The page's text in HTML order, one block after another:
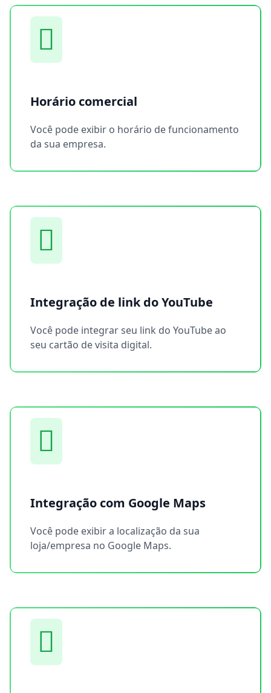
Horário comercial
Você pode exibir o horário de funcionamento
da sua empresa.
Integração de link do YouTube
Você pode integrar seu link do YouTube ao
seu cartão de visita digital.
Integração com Google Maps
Você pode exibir a localização da sua
loja/empresa no Google Maps.